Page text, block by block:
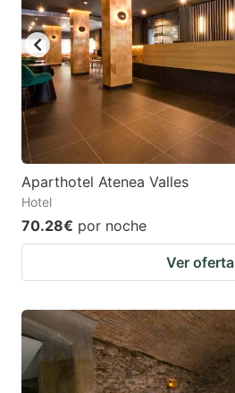
Aparthotel Atenea Valles
Hotel
70.28€ por noche
Ver oferta